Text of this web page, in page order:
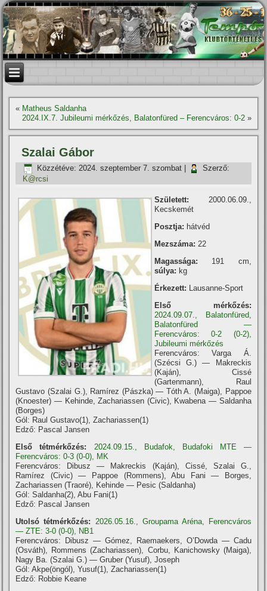
« Matheus Saldanha
2024.IX.7. Jubileumi mérkőzés, Balatonfüred – Ferencváros: 0-2»
Szalai Gábor
Közzétéve: 2024. szeptember 7. szombat
Szerző:
K@rcsi
Született: 2000.06.09.,
Kecskemét
Posztja: hátvéd
Mezszáma: 22
Magassága: 191 cm,
súlya: kg
Érkezett: Lausanne-Sport
Első mérkőzés:
2024.09.07., Balatonfüred,
Balatonfüred —
Ferencváros: 0-2 (0-2),
Jubileumi mérkőzés
Ferencváros: Varga Á.
(Szécsi G.) — Makreckis
(Kaján), Cissé
(Gartenmann), Raul
Gustavo (Szalai G.), Ramírez (Pászka) — Tóth A. (Maiga), Pappoe
(Knoester) — Kehinde, Zachariassen (Civic), Kwabena — Saldanha
(Borges)
Gól: Raul Gustavo(1), Zachariassen(1)
Edző: Pascal Jansen
Első tétmérkőzés:
2024.09.15., Budafok, Budafoki MTE —
Ferencváros: 0-3 (0-0), MK
Ferencváros: Dibusz — Makreckis (Kaján), Cissé, Szalai G.,
Ramírez (Civic) — Pappoe (Rommens), Abu Fani — Borges,
Zachariassen (Traoré), Kehinde — Pesic (Saldanha)
Gól: Saldanha(2), Abu Fani(1)
Edző: Pascal Jansen
Utolsó tétmérkőzés: 2026.05.16., Groupama Aréna, Ferencváros
— ZTE: 3-0 (0-0), NB1
Ferencváros: Dibusz — Gómez, Raemaekers, O’Dowda — Cadu
(Osváth), Rommens (Zachariassen), Corbu, Kanichowsky (Maiga),
Nagy Ba. (Szalai G.) — Gruber (Yusuf), Joseph
Gól: Akpe(öngól), Yusuf(1), Zachariassen(1)
Edző: Robbie Keane